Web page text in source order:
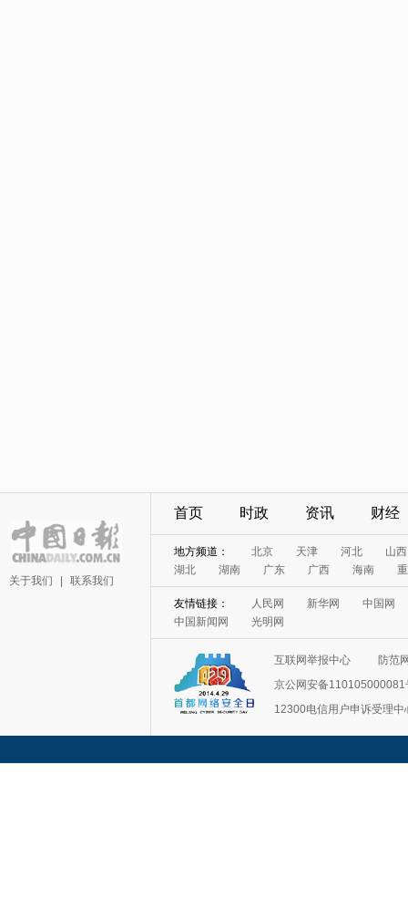
关于我们 联系我们
首页 时政 资讯 财经
地方频道： 北京 天津 河北
山西
湖北
湖南 广东 广西 海南
友情链接： 人民网 新华网
中国网
中国新闻网
光明网
互联网举报中心
防范
京公网安备110105000081
12300电信用户申诉受理中